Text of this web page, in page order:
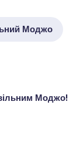
Моджо
Моджо!